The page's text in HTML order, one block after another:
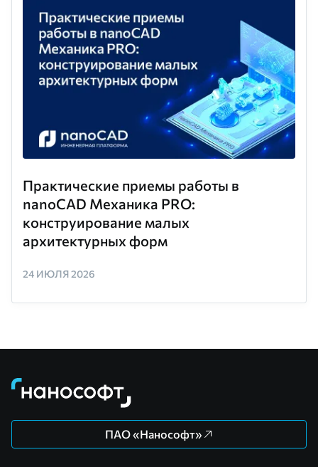
Практические приемы работы в
nanoCAD Механика PRO:
конструирование малых
архитектурных форм
24 ИЮЛЯ 2026
ПАО «Нанософт»